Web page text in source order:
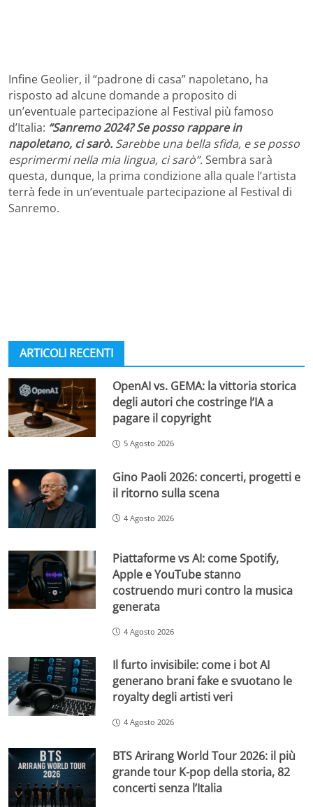
Infine Geolier, il “padrone di casa” napoletano, ha
risposto ad alcune domande a proposito di
un’eventuale partecipazione al Festival più famoso
d’Italia: “Sanremo 2024? Se posso rappare in
napoletano, ci sarò. Sarebbe una bella sfida, e se posso
esprimermi nella mia lingua, ci sarò”.Sembra sarà
questa, dunque, la prima condizione alla quale l’artista
terrà fede in un’eventuale partecipazione al Festival di
Sanremo.
ARTICOLI RECENTI
OpenAI vs. GEMA: la vittoria storica
degli autori che costringe l’IA a
pagare il copyright
5 Agosto 2026
Gino Paoli 2026: concerti, progetti e
il ritorno sulla scena
4 Agosto 2026
Piattaforme vs AI: come Spotify,
Apple e YouTube stanno
costruendo muri contro la musica
generata
4 Agosto 2026
Il furto invisibile: come i bot AI
generano brani fake e svuotano le
royalty degli artisti veri
4 Agosto 2026
BTS Arirang World Tour 2026: il più
grande tour K-pop della storia, 82
concerti senza l’Italia